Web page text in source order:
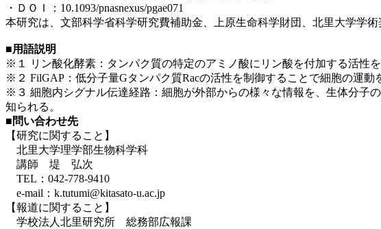
・ＤＯＩ：10.1093/pnasnexus/pgae071
本研究は、文部科学省科学研究費補助金、上原生命科学財団、北里大学学
■用語説明
※１ リン酸化酵素：タンパク質の特定のアミノ酸にリン酸を付加する活性を
※２ FilGAP：低分子量Gタンパク質Racの活性を制御することで細胞の運
※３ 細胞内シグナル伝達経路：細胞が外部からの様々な情報を、生体分子
知られる。
■問い合わせ先
【研究に関すること】
北里大学理学部生物科学科
講師 堤 弘次
TEL ：042-778-9410
e-mail：k.tutumi@kitasato-u.ac.jp
【報道に関すること】
学校法人北里研究所 総務部広報課